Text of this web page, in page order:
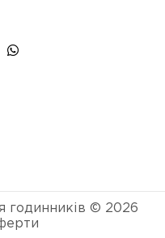
годинників © 2026